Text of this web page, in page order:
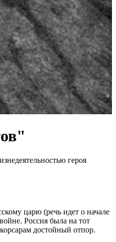
героя
царю (речь идет о начале
Россия была на тот
достойный отпор.